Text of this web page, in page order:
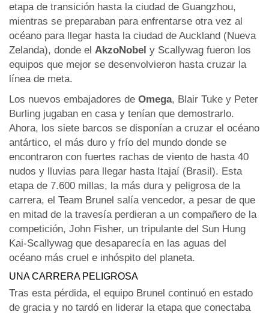
etapa de transición hasta la ciudad de Guangzhou,
mientras se preparaban para enfrentarse otra vez al
océano para llegar hasta la ciudad de Auckland (Nueva
Zelanda), donde el AkzoNobel y Scallywag fueron los
equipos que mejor se desenvolvieron hasta cruzar la
línea de meta.
Los nuevos embajadores de Omega, Blair Tuke y Peter
Burling jugaban en casa y tenían que demostrarlo.
Ahora, los siete barcos se disponían a cruzar el océano
antártico, el más duro y frío del mundo donde se
encontraron con fuertes rachas de viento de hasta 40
nudos y lluvias para llegar hasta Itajaí (Brasil). Esta
etapa de 7.600 millas, la más dura y peligrosa de la
carrera, el Team Brunel salía vencedor, a pesar de que
en mitad de la travesía perdieran a un compañero de la
competición, John Fisher, un tripulante del Sun Hung
Kai-Scallywag que desaparecía en las aguas del
océano más cruel e inhóspito del planeta.
UNA CARRERA PELIGROSA
Tras esta pérdida, el equipo Brunel continuó en estado
de gracia y no tardó en liderar la etapa que conectaba